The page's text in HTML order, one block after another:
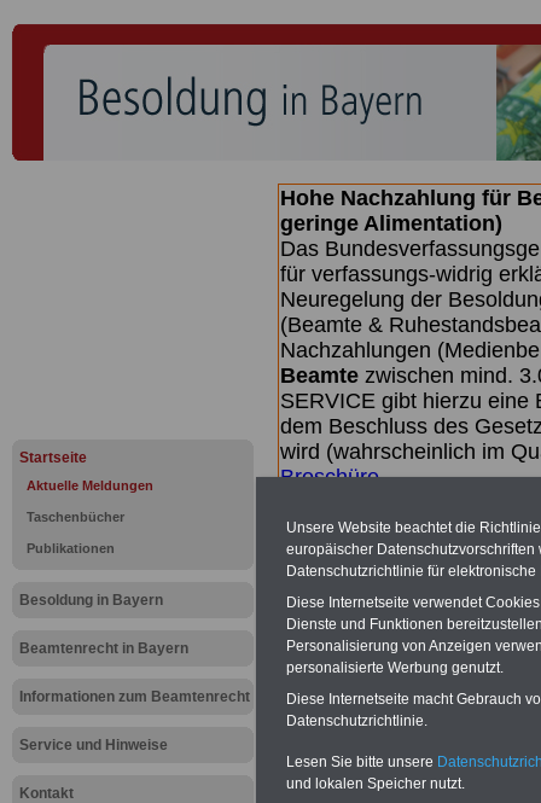
Startseite
Aktuelle Meldungen
Taschenbücher
Publikationen
Besoldung in Bayern
Beamtenrecht in Bayern
Informationen zum Beamtenrecht
Service und Hinweise
Kontakt
Hohe Nachzahlung für
geringe Alimentation)
Das
für verfassungs-widrig
Neuregelung der
(Beamte &
Nachzahlungen
Beamte zwischen mind.
SERVICE gibt hierzu eine
dem Beschluss des
wird (wahrscheinlich im
Broschüre.
Meldung
Neues aus
BEHÖRDEN-ABOmit drei
nur 25,00 Euro: Wissenswertes für
Unsere Website beachtet die
europäischer
Datenschutzrichtlinie für
Diese Internetseite verwendet
Dienste und Funktionen
Personalisierung von Anzeigen
personalisierte Werbung genutzt.
Diese Internetseite macht Gebrauch
Datenschutzrichtlinie.
Lesen Sie bitte unsere
und lokalen Speicher nutzt.